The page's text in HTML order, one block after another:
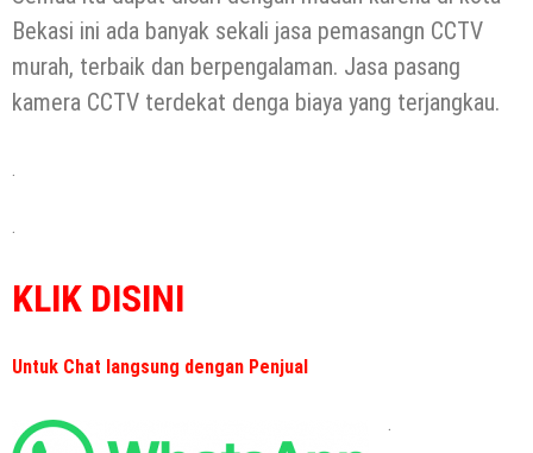
Bekasi ini ada banyak sekali jasa pemasangn CCTV
murah, terbaik dan berpengalaman. Jasa pasang
kamera CCTV terdekat denga biaya yang terjangkau.
.
.
KLIK DISINI
Untuk Chat langsung dengan Penjual
.